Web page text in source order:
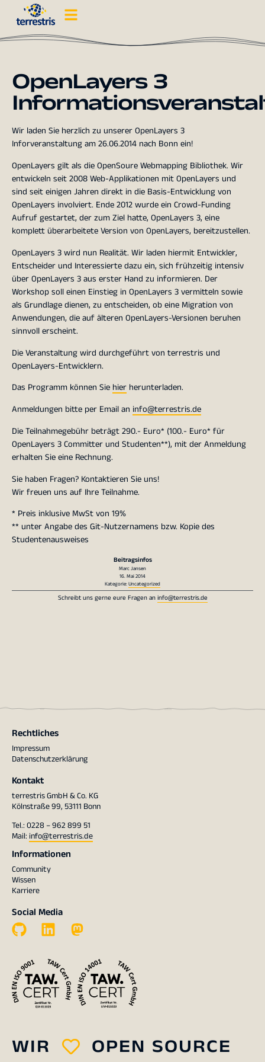
OpenLayers 3
Wir laden Sie herzlich zu unserer OpenLayers 3
Inforveranstaltung am 26.06.2014 nach Bonn ein!
OpenLayers gilt als die OpenSoure Webmapping Bibliothek. Wir
entwickeln seit 2008 Web-Applikationen mit OpenLayers und
sind seit einigen Jahren direkt in die Basis-Entwicklung von
OpenLayers involviert. Ende 2012 wurde ein Crowd-Funding
Aufruf gestartet, der zum Ziel hatte, OpenLayers 3, eine
komplett überarbeitete Version von OpenLayers, bereitzustellen.
OpenLayers 3 wird nun Realität. Wir laden hiermit Entwickler,
Entscheider und Interessierte dazu ein, sich frühzeitig intensiv
über OpenLayers 3 aus erster Hand zu informieren. Der
Workshop soll einen Einstieg in OpenLayers 3 vermitteln sowie
als Grundlage dienen, zu entscheiden, ob eine Migration von
Anwendungen, die auf älteren OpenLayers-Versionen beruhen
sinnvoll erscheint.
Die Veranstaltung wird durchgeführt von terrestris und
OpenLayers-Entwicklern.
Das Programm können Sie hier herunterladen.
Anmeldungen bitte per Email an info@terrestris.de
Die Teilnahmegebühr beträgt 290.- Euro* (100.- Euro* für
OpenLayers 3 Committer und Studenten**), mit der Anmeldung
erhalten Sie eine Rechnung.
Sie haben Fragen? Kontaktieren Sie uns!
Wir freuen uns auf Ihre Teilnahme.
* Preis inklusive MwSt von 19%
** unter Angabe des Git-Nutzernamens bzw. Kopie des
Studentenausweises
Beitragsinfos
Marc Jansen
16. Mai 2014
Kategorie:Uncategorized
Schreibt uns gerne eure Fragen aninfo@terrestris.de
Rechtliches
Impressum
Datenschutzerklärung
Kontakt
terrestris GmbH & Co. KG
Kölnstraße 99, 53111 Bonn
Tel.: 0228 – 962 899 51
Mail: info@terrestris.de
Informationen
Community
Wissen
Karriere
Social Media
WIR OPEN SOURCE